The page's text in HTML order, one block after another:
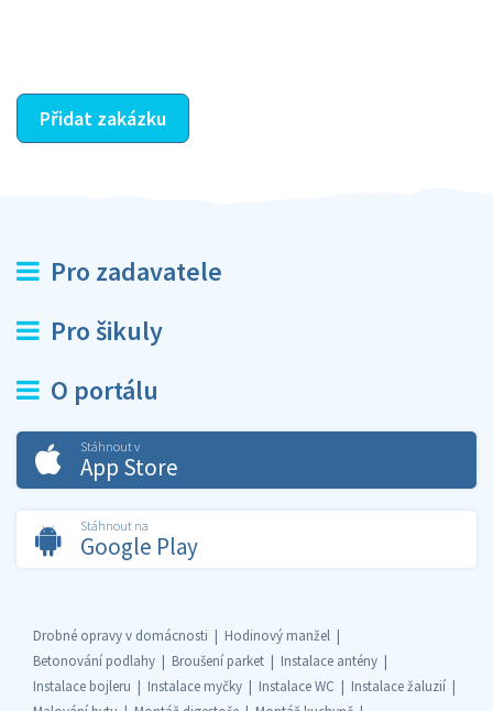
Přidat zakázku
Pro zadavatele
Pro šikuly
O portálu
Stáhnout v
App Store
Stáhnout na
Google Play
Drobné opravy v domácnosti
Hodinový manžel
Betonování podlahy
Broušení parket
Instalace antény
Instalace bojleru
Instalace myčky Instalace WC
Instalace žaluzií